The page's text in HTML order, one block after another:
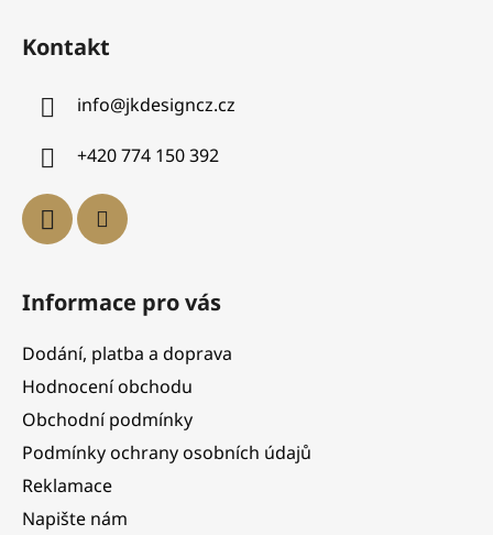
Kontakt
info@jkdesigncz.cz
+420 774 150 392
Informace pro vás
Dodání, platba a doprava
Hodnocení obchodu
Obchodní podmínky
Podmínky ochrany osobních údajů
Reklamace
Napište nám